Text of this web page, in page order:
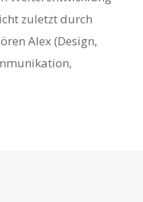
zuletzt durch
Alex (Design,